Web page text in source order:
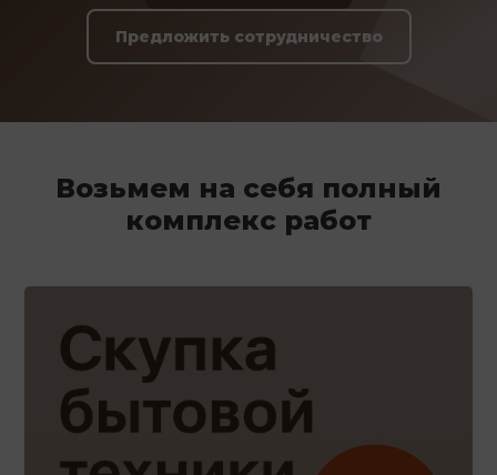
Предложить сотрудничество
Возьмем на себя полный
комплекс работ